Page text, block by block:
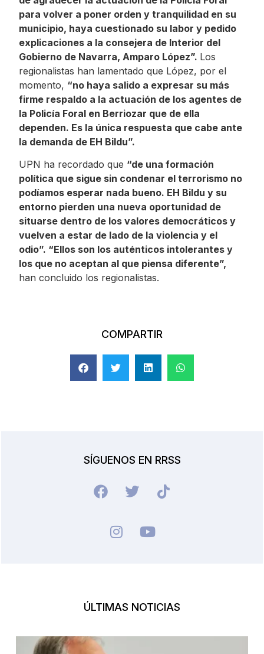
para volver a poner orden y tranquilidad en su
municipio, haya cuestionado su labor y pedido
explicaciones a la consejera de Interior del
Gobierno de Navarra, Amparo López”. Los
regionalistas han lamentado que López, por el
momento, “no haya salido a expresar su más
firme respaldo a la actuación de los agentes de
la Policía Foral en Berriozar que de ella
dependen. Es la única respuesta que cabe ante
la demanda de EH Bildu”.
UPN ha recordado que “de una formación
política que sigue sin condenar el terrorismo no
podíamos esperar nada bueno. EH Bildu y su
entorno pierden una nueva oportunidad de
situarse dentro de los valores democráticos y
vuelven a estar de lado de la violencia y el
odio”. “Ellos son los auténticos intolerantes y
los que no aceptan al que piensa diferente”,
han concluido los regionalistas.
COMPARTIR
SÍGUENOS EN RRSS
ÚLTIMAS NOTICIAS